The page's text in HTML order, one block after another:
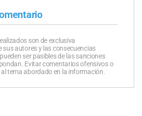
son de exclusiva
sus autores y las consecuencias
ser pasibles de las sanciones
Evitar comentarios ofensivos o
tema abordado en la información.